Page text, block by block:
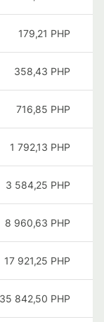
179,21 PHP
358,43 PHP
716,85 PHP
1 792,13 PHP
3 584,25 PHP
8 960,63 PHP
17 921,25 PHP
35 842,50 PHP